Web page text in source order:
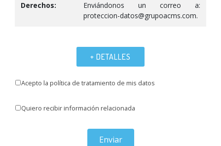
Derechos:
Enviándonos un correo a:
proteccion-datos@grupoacms.com.
+ DETALLES
Acepto la política de tratamiento de mis datos
Quiero recibir información relacionada
Enviar